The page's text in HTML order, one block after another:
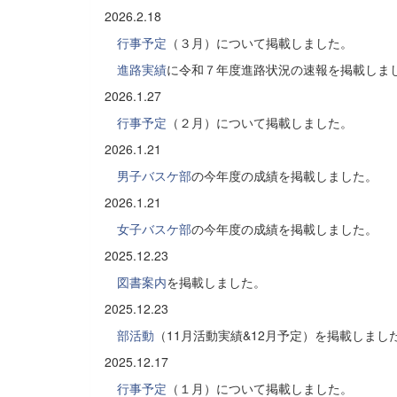
2026.2.18
行事予定 （３月）について掲載しました。
進路実績に令和７年度進路状況の速報を掲載しま
2026.1.27
行事予定 （２月）について掲載しました。
2026.1.21
男子バスケ部の今年度の成績を掲載しました。
2026.1.21
女子バスケ部の今年度の成績を掲載しました。
2025.12.23
図書案内を掲載しました。
2025.12.23
部活動 （11月活動実績&12月予定）を掲載しまし
2025.12.17
行事予定 （１月）について掲載しました。